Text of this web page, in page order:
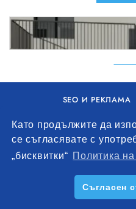
Като продължите да
се съгласявате с
„бисквитки“ Политика на
Съгласен
SEO И РЕКЛАМА
Уолоу Интернешънъл ЕООД,
+359
Създай профил на
. Всички права